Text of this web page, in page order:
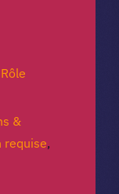
&
requise,